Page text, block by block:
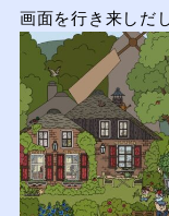
画面を行き来しだ